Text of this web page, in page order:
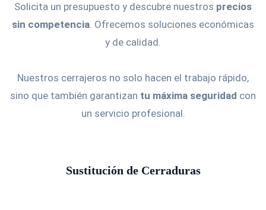
Solicita un presupuesto y descubre nuestros precios
sin competencia. Ofrecemos soluciones económicas
y de calidad.
Nuestros cerrajeros no solo hacen el trabajo rápido,
sino que también garantizan tu máxima seguridad con
un servicio profesional.
Sustitución de Cerraduras